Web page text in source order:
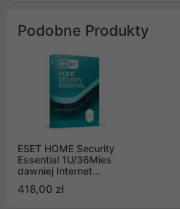
Podobne Produkty
ESET HOME Security
Essential 1U/36Mies
dawniej Internet
418,00 zł